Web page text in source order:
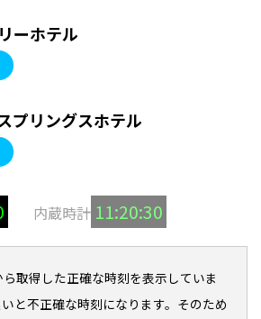
ーホテル
プリングスホテル
内蔵時計 11:20:31
ら取得した正確な時刻を表示していま
と不正確な時刻になります。そのため